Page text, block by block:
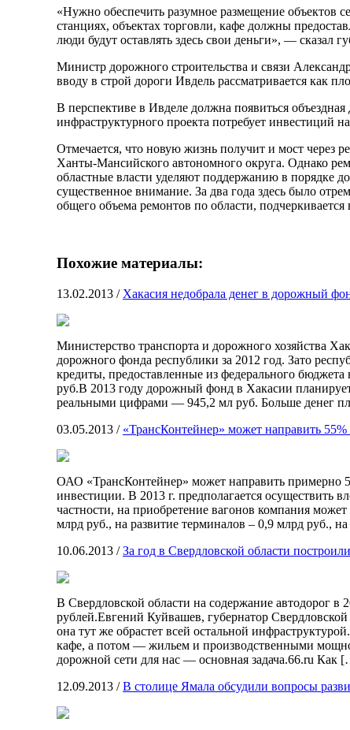
«Нужно обеспечить разумное размещение объектов
станциях, объектах торговли, кафе должны
люди будут оставлять здесь свои деньги», — сказал
Министр дорожного строительства и связи
вводу в строй дороги Ивдель рассматривается как
В перспективе в Ивделе должна появиться объездная
инфраструктурного проекта потребует инвестиций
Отмечается, что новую жизнь получит и мост через
Ханты-Мансийского автономного округа. Однако
областные власти уделяют поддержанию в порядке
существенное внимание. За два года здесь было
общего объема ремонтов по области,
Похожие материалы:
13.02.2013 / Хакасия недобрала денег в дорожный
Министерство транспорта и дорожного хозяйства
дорожного фонда республики за 2012 год. Зато
кредиты, предоставленные из федерального
руб.В 2013 году дорожный фонд в Хакасии
реальными цифрами — 945,2 мл руб. Больше денег
03.05.2013 / «ТрансКонтейнер» может направить
ОАО «ТрансКонтейнер» может направить примерно
инвестиции. В 2013 г. предполагается
частности, на приобретение вагонов компания
млрд руб., на развитие терминалов – 0,9 млрд руб.,
10.06.2013 /За год в Свердловской области
В Свердловской области на содержание автодорог в
рублей.Евгений Куйвашев, губернатор
она тут же обрастет всей остальной
кафе, а потом — жильем и производственными
дорожной сети для нас — основная задача.66.ru Как
12.09.2013 /В столице Ямала обсудили вопросы